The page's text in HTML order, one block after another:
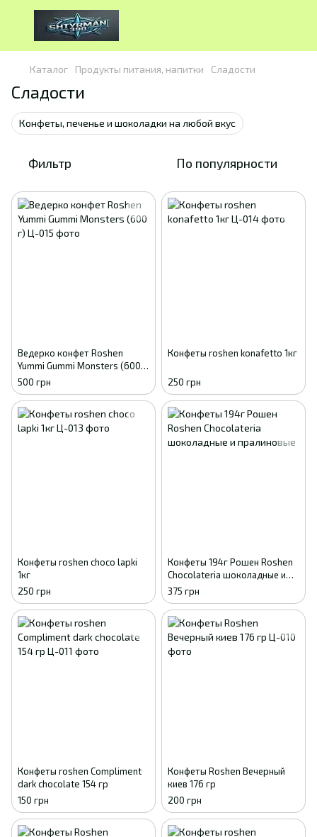
Каталог Продукты питания, напитки Сладости
Сладости
Конфеты, печенье и шоколадки на любой вкус
Фильтр По популярности
Ведерко конфет Roshen
Yummi Gummi Monsters (600
г)
500 грн
Конфеты roshen konafetto 1кг
250 грн
Конфеты roshen choco lapki
1кг
250 грн
Конфеты 194г Рошен Roshen
Chocolateria шоколадные и
пралиновые
375 грн
Конфеты roshen Compliment
dark chocolate 154 гр
150 грн
Конфеты Roshen Вечерный
киев 176 гр
200 грн